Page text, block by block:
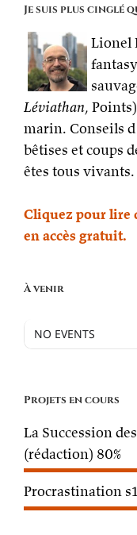
Je suis plus cinglé
Lionel
Léviathan,
marin. Conseils
bêtises et coups
êtes tous vivants.
Cliquez pour lire
en accès gratuit.
À venir
NO EVENTS
Projets en cours
La Succession
(rédaction) 80%
Procrastination